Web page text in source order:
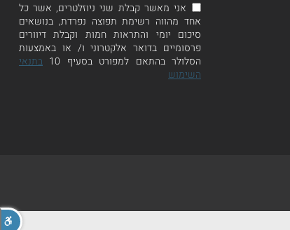
אני מאשר קבלת שני ניוזלטרים, אשר כל
אחד מהווה רשימת תפוצה נפרדת, בנושאים
סיכום יומי והתראות חמות וקבלת דיוורים
פרסומיים בדואר אלקטרוני ו/ או באמצעות
הסלולר בהתאם למפורט בסעיף 10
בתנאי
השימוש